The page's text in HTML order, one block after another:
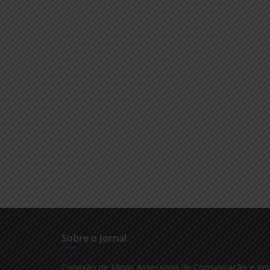
Sobre o Jornal
Conexão de Minas Assessoria de Comunicação e